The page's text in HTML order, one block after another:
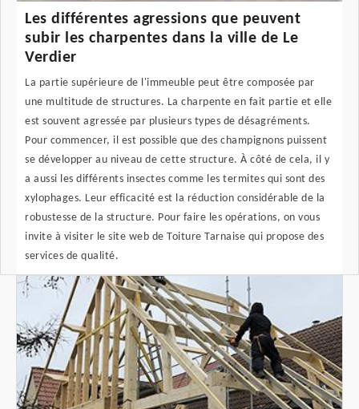
Les différentes agressions que peuvent
subir les charpentes dans la ville de Le
Verdier
La partie supérieure de l'immeuble peut être composée par
une multitude de structures. La charpente en fait partie et elle
est souvent agressée par plusieurs types de désagréments.
Pour commencer, il est possible que des champignons puissent
se développer au niveau de cette structure. À côté de cela, il y
a aussi les différents insectes comme les termites qui sont des
xylophages. Leur efficacité est la réduction considérable de la
robustesse de la structure. Pour faire les opérations, on vous
invite à visiter le site web de Toiture Tarnaise qui propose des
services de qualité.